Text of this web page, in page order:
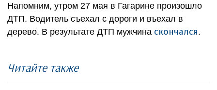
Напомним, утром 27 мая в Гагарине произошло
ДТП. Водитель съехал с дороги и въехал в
дерево. В результате ДТП мужчина скончался.
Читайте также